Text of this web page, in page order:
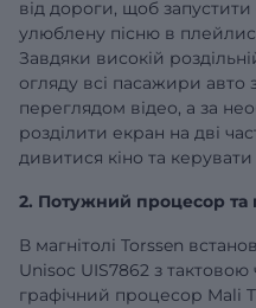
від дороги, щоб запустити
улюблену пісню в
Завдяки високій
огляду всі пасажири
переглядом відео, а за
розділити екран на дві
дивитися кіно та
2. Потужний процесор та
В магнітолі Torssen
Unisoc UIS7862 з тактовою
графічний процесор Mali